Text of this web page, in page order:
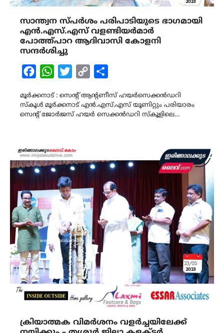
സാന്ത്വന സ്പർശം പരിപാടിയുടെ ഭാഗമായി
എൻ.എസ്.എസ് വളണ്ടിയർമാർ
പോത്ത്പാറ ആദിവാസി കോളനി
സന്ദർശിച്ചു
FacebookWhatsAppTwitterCopy
മൂർക്കനാട് : സെന്റ് ആന്റണീസ് ഹയർസെക്കൻഡറി
സ്കൂൾ മൂർക്കനാട് എൻ.എസ്.എസ് യൂണിറ്റും പരിയാരം
സെന്റ് ജോർജസ് ഹയർ സെക്കൻഡറി സ്കൂളിലെ…
ക്രിയാത്മക വിമർശനം വളർച്ചയിലേക്ക്